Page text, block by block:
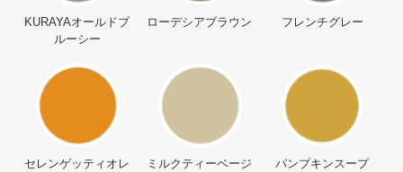
KURAYAオールドブ
ルーシー
ローデシアブラウン フレンチグレー
セレンゲッティオレ
ミルクティーベージ
パンプキンスープ